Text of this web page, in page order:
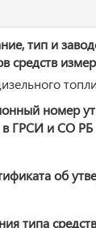
тип и
средств
номер
в ГРСИ и СО РБ
об
типа